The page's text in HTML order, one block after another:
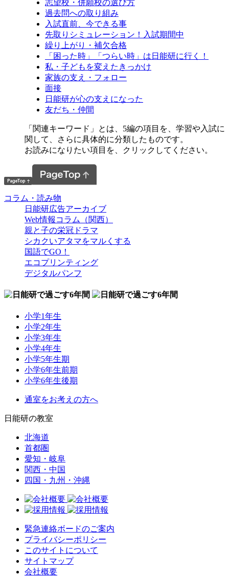
志望校・併願校の選び方
過去問への取り組み
入試直前、今できる事
先取りシミュレーション！入試期間中
繰り上がり・補欠合格
「困った時」「つらい時」は日能研に行く！
私・子どもを変えたきっかけ
家族の支え・フォロー
面接
日能研が心の支えになった
友だち・仲間
「関連キーワード」とは、5編の項目を、学習や入試に
関して、さらに具体的に分類したものです。
お読みになりたい項目を、クリックしてください。
コラム・読み物
日能研広告アーカイブ
Web情報コラム（関西）
親と子の栄冠ドラマ
シカクいアタマをマルくする
国語でGO！
エコプリンティング
デジタルパンフ
小学1年生
小学2年生
小学3年生
小学4年生
小学5年生期
小学6年生前期
小学6年生後期
通室をお考えの方へ
日能研の教室
北海道
首都圏
愛知・岐阜
関西・中国
四国・九州・沖縄
緊急連絡ボードのご案内
プライバシーポリシー
このサイトについて
サイトマップ
会社概要